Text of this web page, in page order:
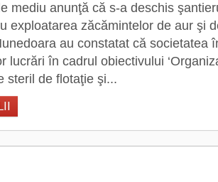
mediu anunţă că s-a deschis
exploatarea zăcămintelor de aur şi
au constatat că societatea
lucrări în cadrul obiectivului
steril de flotaţie şi...